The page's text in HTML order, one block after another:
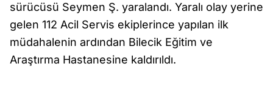
sürücüsü Seymen Ş. yaralandı. Yaralı olay yerine
gelen 112 Acil Servis ekiplerince yapılan ilk
müdahalenin ardından Bilecik Eğitim ve
Araştırma Hastanesine kaldırıldı.